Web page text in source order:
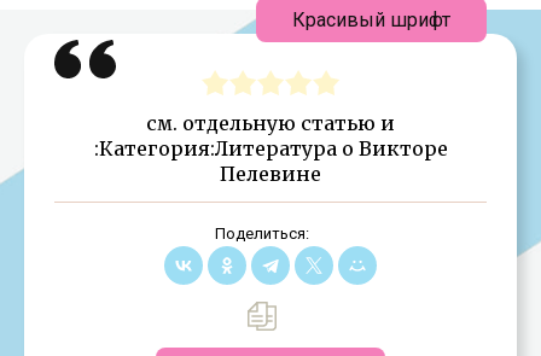
см. отдельную статью и
:Категория:Литература о Викторе
Пелевине
Поделиться:
Красивый шрифт